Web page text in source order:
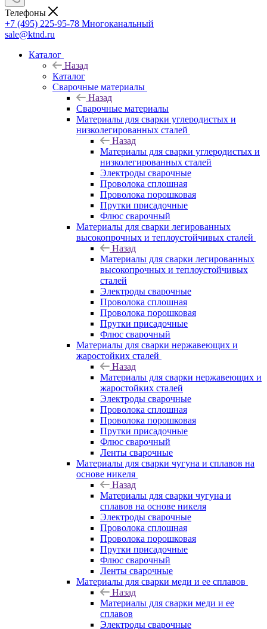
Телефоны
+7 (495) 225-95-78 Многоканальный
sale@ktnd.ru
Каталог
Назад
Каталог
Сварочные материалы
Назад
Сварочные материалы
Материалы для сварки углеродистых и
низколегированных сталей
Назад
Материалы для сварки углеродистых и
низколегированных сталей
Электроды сварочные
Проволока сплошная
Проволока порошковая
Прутки присадочные
Флюс сварочный
Материалы для сварки легированных
высокопрочных и теплоустойчивых сталей
Назад
Материалы для сварки легированных
высокопрочных и теплоустойчивых
сталей
Электроды сварочные
Проволока сплошная
Проволока порошковая
Прутки присадочные
Флюс сварочный
Материалы для сварки нержавеющих и
жаростойких сталей
Назад
Материалы для сварки нержавеющих и
жаростойких сталей
Электроды сварочные
Проволока сплошная
Проволока порошковая
Прутки присадочные
Флюс сварочный
Ленты сварочные
Материалы для сварки чугуна и сплавов на
основе никеля
Назад
Материалы для сварки чугуна и
сплавов на основе никеля
Электроды сварочные
Проволока сплошная
Проволока порошковая
Прутки присадочные
Флюс сварочный
Ленты сварочные
Материалы для сварки меди и ее сплавов
Назад
Материалы для сварки меди и ее
сплавов
Электроды сварочные